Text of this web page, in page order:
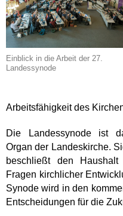
Einblick in die Arbeit der 27.
Landessynode
Arbeitsfähigkeit des
Die Landessynode ist
Organ der Landeskirche.
beschließt den
Fragen kirchlicher
Synode wird in den
Entscheidungen für die